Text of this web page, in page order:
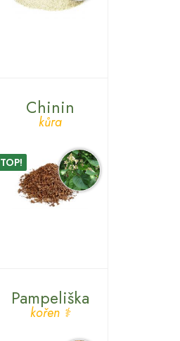
Chinin
kůra
TOP!
Pampeliška
kořen ⚕